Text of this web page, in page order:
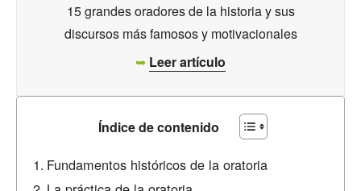
15 grandes oradores de la historia y sus
discursos más famosos y motivacionales
➥ Leer artículo
Índice de contenido
Fundamentos históricos de la oratoria